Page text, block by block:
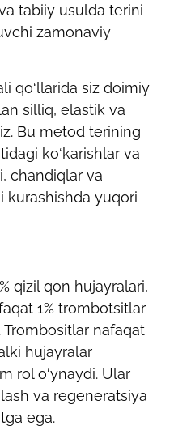
tabiiy usulda terini
zamonaviy
qo‘llarida siz doimiy
silliq, elastik va
Bu metod terining
ko‘karishlar va
chandiqlar va
kurashishda yuqori
qizil qon hujayralari,
1% trombotsitlar
nafaqat
hujayralar
rol o‘ynaydi. Ular
va regeneratsiya
ega.